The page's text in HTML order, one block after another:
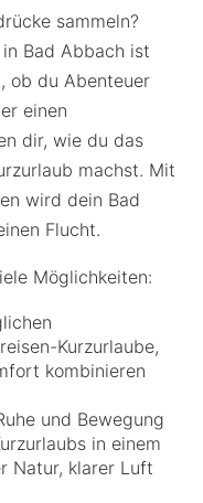
sammeln?
Bad Abbach ist
ob du Abenteuer
einen
dir, wie du das
machst. Mit
wird dein Bad
Flucht.
Möglichkeiten:
Kurzurlaube,
kombinieren
und Bewegung
in einem
Natur, klarer Luft